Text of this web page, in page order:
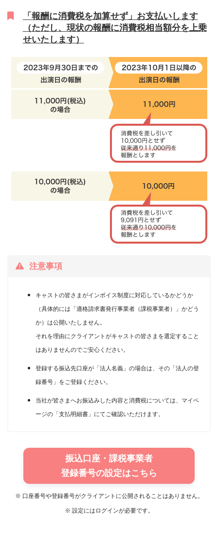
「報酬に消費税を加算せず」お支払いします
（ただし、現状の報酬に消費税相当額分を上乗
せいたします）
注意事項
キャストの皆さまがインボイス制度に対応しているかどうか
（具体的には「適格請求書発行事業者（課税事業者）」かどう
か）は公開いたしません。
それを理由にクライアントがキャストの皆さまを選定すること
はありませんのでご安心ください。
登録する振込先口座が「法人名義」の場合は、その「法人の登
録番号」をご登録ください。
当社が皆さまへお振込みした内容と消費税については、マイペ
ージの「支払明細書」にてご確認いただけます。
振込口座・課税事業者
登録番号の設定はこちら
※ 口座番号や登録番号がクライアントに公開されることはありません。
※ 設定にはログインが必要です。